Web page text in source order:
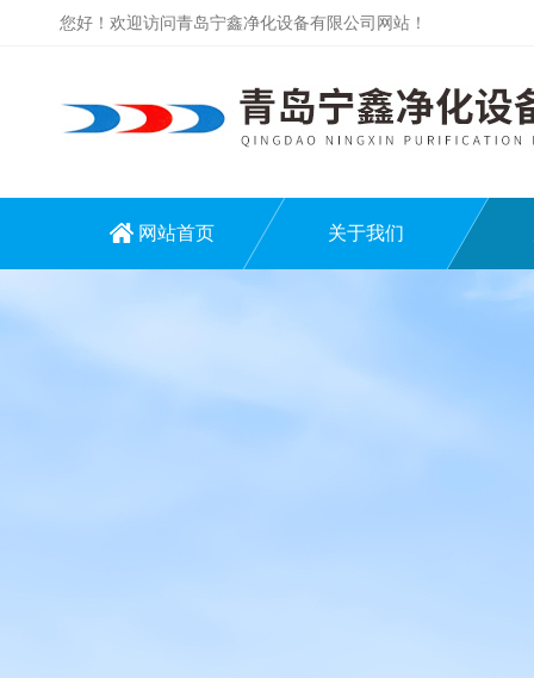
您好！欢迎访问青岛宁鑫净化设备有限公司网站！
网站首页 关于我们